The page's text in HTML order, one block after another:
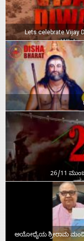
Lets celebrate Vijay
26/11
ಅಯೋಧ್ಯೆಯ ಶ್ರೀರಾಮ ಮಂದಿರ